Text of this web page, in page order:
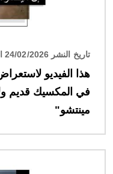
تاريخ النشر 24/02/2026 الساعة 12:50
هذا الفيديو
في المكسيك قديم
مينتشو"